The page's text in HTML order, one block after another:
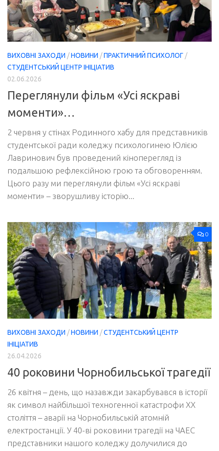
ВИХОВНІ ЗАХОДИ /НОВИНИ /ПРАКТИЧНИЙ ПСИХОЛОГ /
СТУДЕНТСЬКИЙ ЦЕНТР ІНІЦІАТИВ
02.06.2026
Переглянули фільм «Усі яскраві
моменти»…
2 червня у стінах Родинного хабу для представників
студентської ради коледжу психологинею Юлією
Лавринович був проведений кіноперегляд із
подальшою рефлексійною грою та обговоренням.
Цього разу ми переглянули фільм «Усі яскраві
моменти» – зворушливу історію...
0
ВИХОВНІ ЗАХОДИ /НОВИНИ /СТУДЕНТСЬКИЙ ЦЕНТР
ІНІЦІАТИВ
26.04.2026
40 роковини Чорнобильської трагедії
26 квітня – день, що назавжди закарбувався в історії
як символ найбільшої техногенної катастрофи ХХ
століття – аварії на Чорнобильській атомній
електростанції. У 40-ві роковини трагедії на ЧАЕС
представники нашого коледжу долучилися до